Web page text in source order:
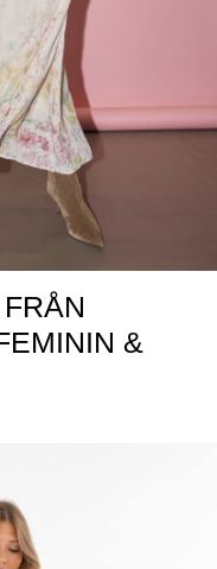
&